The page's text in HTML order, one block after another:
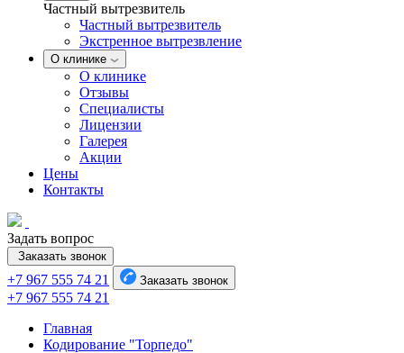
Частный вытрезвитель
Частный вытрезвитель
Экстренное вытрезвление
О клинике
О клинике
Отзывы
Специалисты
Лицензии
Галерея
Акции
Цены
Контакты
Задать вопрос
Заказать звонок
+7 967 555 74 21 Заказать звонок
+7 967 555 74 21
Главная
Кодирование "Торпедо"